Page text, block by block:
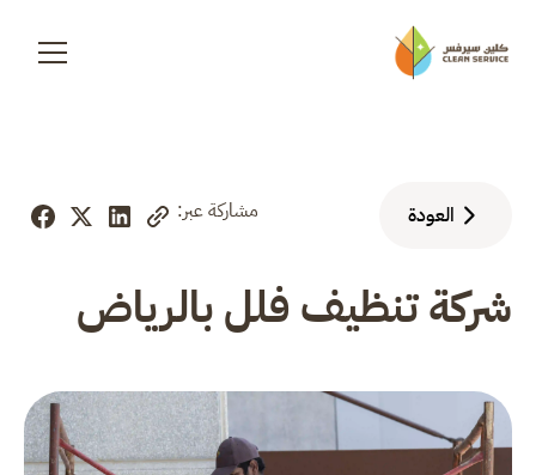
العودة مشاركة عبر:
شركة تنظيف فلل بالرياض